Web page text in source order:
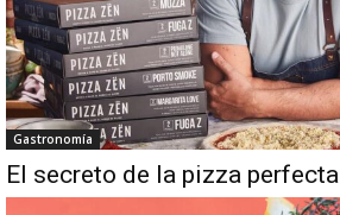
Gastronomía
El secreto de la pizza perfecta